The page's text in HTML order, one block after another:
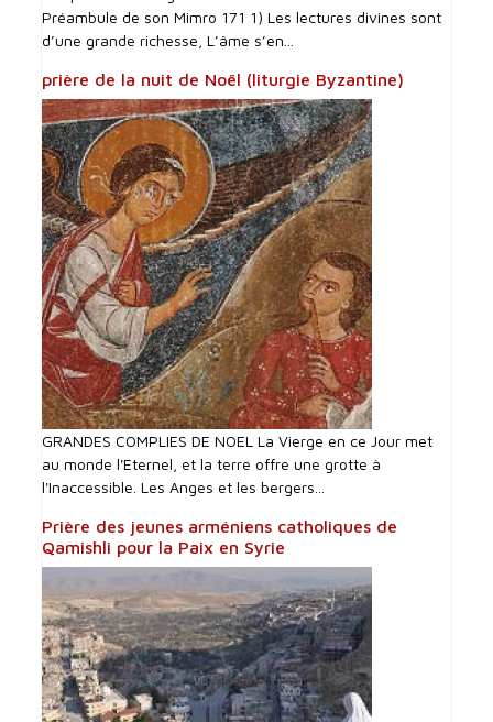
Préambule de son Mimro 171 1) Les lectures divines sont
d’une grande richesse, L’âme s’en...
prière de la nuit de Noël (liturgie Byzantine)
GRANDES COMPLIES DE NOEL La Vierge en ce Jour met
au monde l'Eternel, et la terre offre une grotte à
l'Inaccessible. Les Anges et les bergers...
Prière des jeunes arméniens catholiques de
Qamishli pour la Paix en Syrie